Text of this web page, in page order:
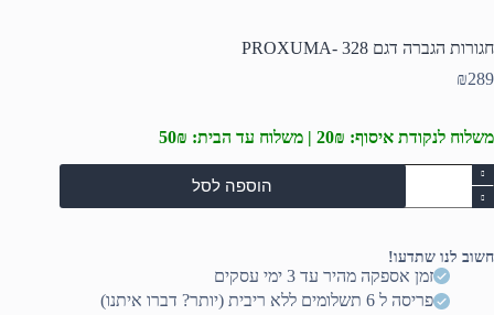
חגורות הגברה דגם 328 -PROXUMA
₪289
משלוח לנקודת איסוף: 20₪ | משלוח עד הבית: 50₪
כמות
של
חגורות
328
PROXUMA
הוספה לסל
חשוב לנו שתדעו!
זמן אספקה מהיר עד 3 ימי עסקים
פריסה ל 6 תשלומים ללא ריבית (יותר? דברו איתנו)